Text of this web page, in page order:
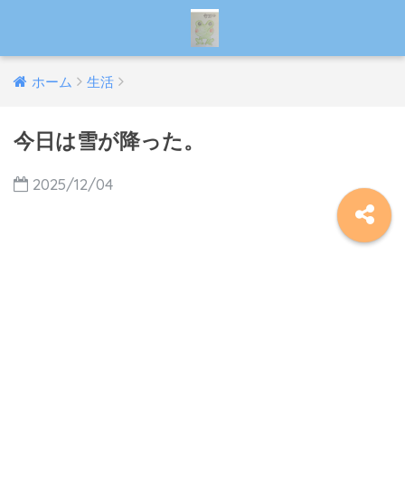
ホーム 生活
今日は雪が降った。
2025/12/04